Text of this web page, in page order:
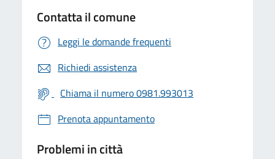
Contatta il comune
Leggi le domande frequenti
Richiedi assistenza
Chiama il numero 0981.993013
Prenota appuntamento
Problemi in città